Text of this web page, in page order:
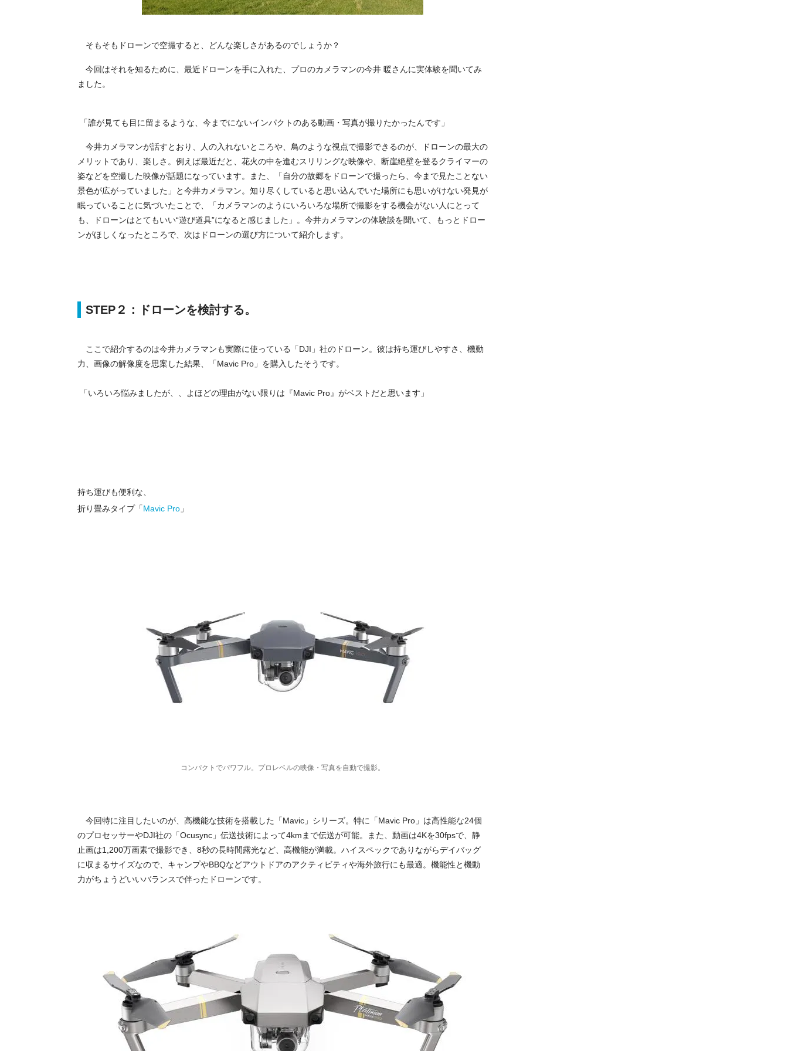
そもそもドローンで空撮すると、どんな楽しさがあるのでしょうか？
今回はそれを知るために、最近ドローンを手に入れた、プロのカメラマンの今井 暖さんに実体験を聞いてみ
ました。
「誰が見ても目に留まるような、今までにないインパクトのある動画・写真が撮りたかったんです」
今井カメラマンが話すとおり、人の入れないところや、鳥のような視点で撮影できるのが、ドローンの最大の
メリットであり、楽しさ。例えば最近だと、花火の中を進むスリリングな映像や、断崖絶壁を登るクライマーの
姿などを空撮した映像が話題になっています。また、「自分の故郷をドローンで撮ったら、今まで見たことない
景色が広がっていました」と今井カメラマン。知り尽くしていると思い込んでいた場所にも思いがけない発見が
眠っていることに気づいたことで、「カメラマンのようにいろいろな場所で撮影をする機会がない人にとって
も、ドローンはとてもいい“遊び道具”になると感じました」。今井カメラマンの体験談を聞いて、もっとドロー
ンがほしくなったところで、次はドローンの選び方について紹介します。
STEP２：ドローンを検討する。
ここで紹介するのは今井カメラマンも実際に使っている「DJI」社のドローン。彼は持ち運びしやすさ、機動
力、画像の解像度を思案した結果、「Mavic Pro」を購入したそうです。
「いろいろ悩みましたが、、よほどの理由がない限りは『Mavic Pro』がベストだと思います」
持ち運びも便利な、
折り畳みタイプ「Mavic Pro 」
コンパクトでパワフル。プロレベルの映像・写真を自動で撮影。
今回特に注目したいのが、高機能な技術を搭載した「Mavic」シリーズ。特に「Mavic Pro」は高性能な24個
のプロセッサーやDJI社の「Ocusync」伝送技術によって4kmまで伝送が可能。また、動画は4Kを30fpsで、静
止画は1,200万画素で撮影でき、8秒の長時間露光など、高機能が満載。ハイスペックでありながらデイバッグ
に収まるサイズなので、キャンプやBBQなどアウトドアのアクティビティや海外旅行にも最適。機能性と機動
力がちょうどいいバランスで伴ったドローンです。